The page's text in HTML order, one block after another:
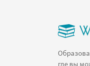
Вордсерч
где вы